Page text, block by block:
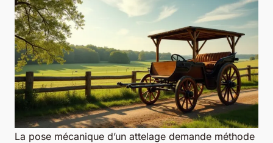
La pose mécanique d’un attelage demande méthode